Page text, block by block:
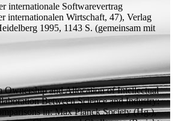
internationale Softwarevertrag
internationalen Wirtschaft, 47), Verlag
1995, 1143 S. (gemeinsam mit
Ownership and Allocation of Intellectual
Between Science and Industry:
in: Max Planck Society (Hg.),